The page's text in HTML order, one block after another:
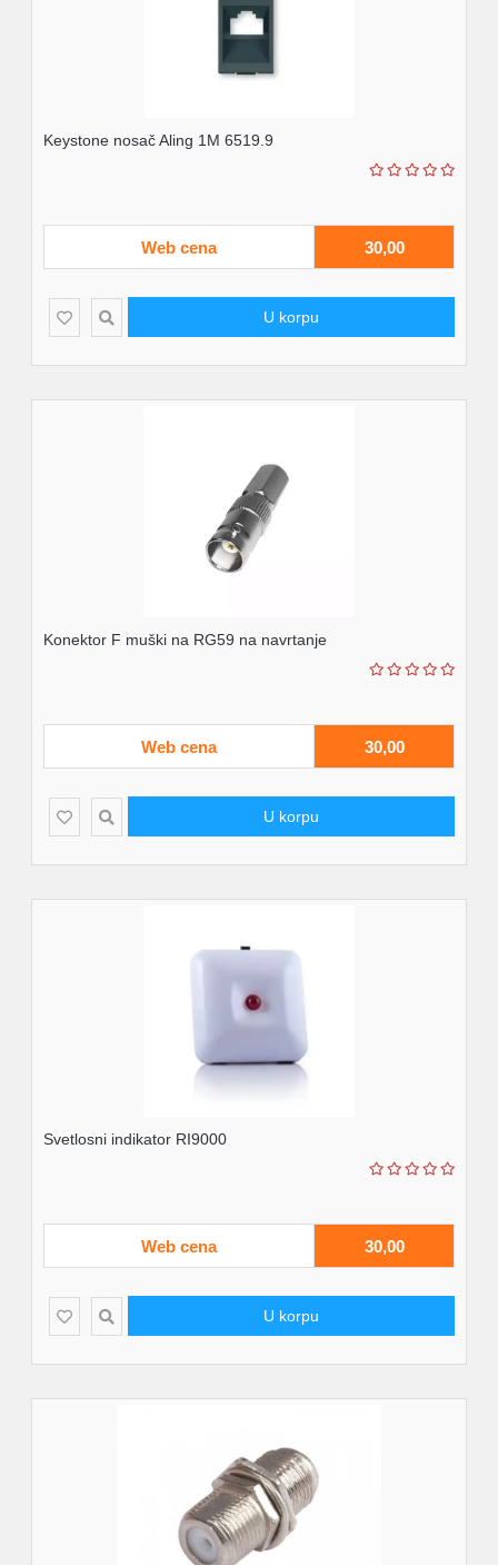
Keystone nosač Aling 1M 6519.9
Web cena 30,00
U korpu
Konektor F muški na RG59 na navrtanje
Web cena 30,00
U korpu
Svetlosni indikator RI9000
Web cena 30,00
U korpu